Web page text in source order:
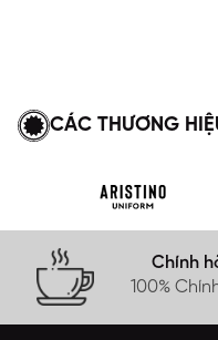
CÁC THƯƠNG
Chính
100%